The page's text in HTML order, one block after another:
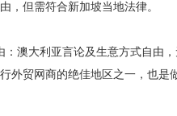
，但需符合新加坡当地法律。
：澳大利亚言论及生意方式自由
外贸网商的绝佳地区之一，也